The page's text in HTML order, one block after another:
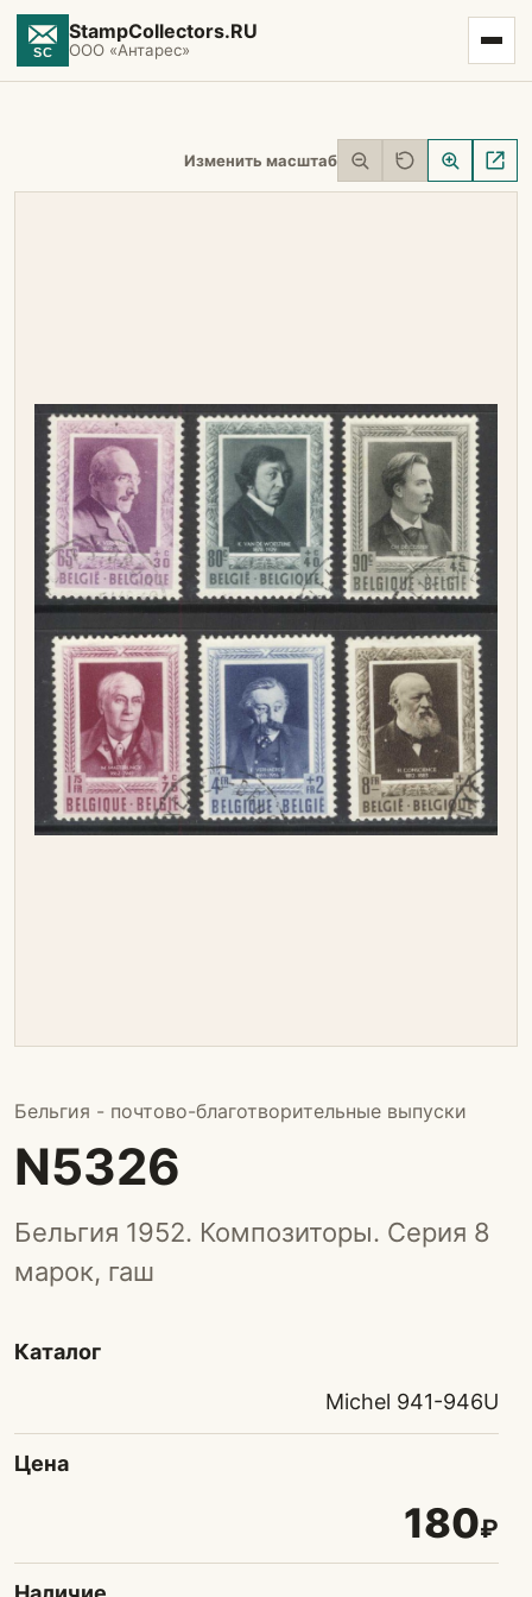
StampCollectors.RU
ООО «Антарес»
Изменить масштаб
Бельгия - почтово-благотворительные выпуски
N5326
Бельгия 1952. Композиторы. Серия 8
марок, гаш
Каталог
Michel 941-946U
Цена
180₽